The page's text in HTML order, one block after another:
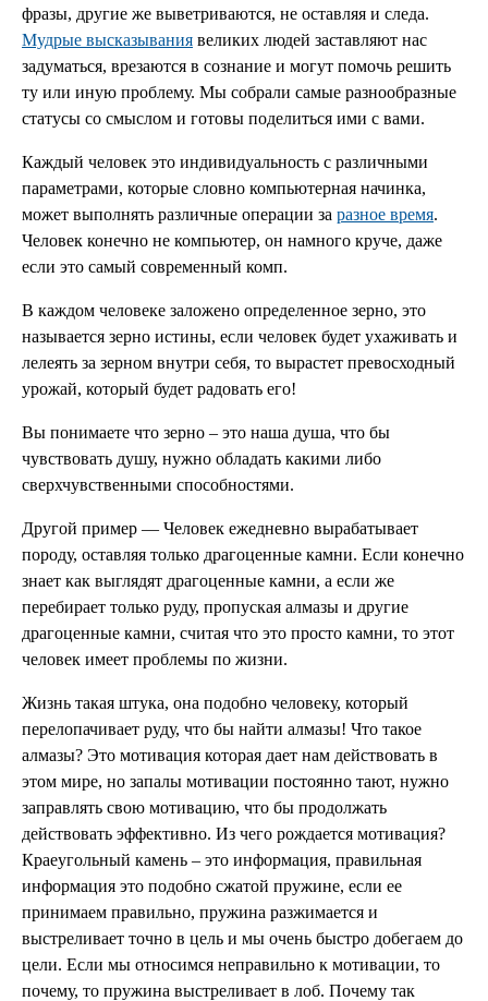
фразы, другие же выветриваются, не оставляя и следа.
Мудрые высказывания великих людей заставляют нас
задуматься, врезаются в сознание и могут помочь решить
ту или иную проблему. Мы собрали самые разнообразные
статусы со смыслом и готовы поделиться ими с вами.
Каждый человек это индивидуальность с различными
параметрами, которые словно компьютерная начинка,
может выполнять различные операции за разное время.
Человек конечно не компьютер, он намного круче, даже
если это самый современный комп.
В каждом человеке заложено определенное зерно, это
называется зерно истины, если человек будет ухаживать и
лелеять за зерном внутри себя, то вырастет превосходный
урожай, который будет радовать его!
Вы понимаете что зерно – это наша душа, что бы
чувствовать душу, нужно обладать какими либо
сверхчувственными способностями.
Другой пример — Человек ежедневно вырабатывает
породу, оставляя только драгоценные камни. Если конечно
знает как выглядят драгоценные камни, а если же
перебирает только руду, пропуская алмазы и другие
драгоценные камни, считая что это просто камни, то этот
человек имеет проблемы по жизни.
Жизнь такая штука, она подобно человеку, который
перелопачивает руду, что бы найти алмазы! Что такое
алмазы? Это мотивация которая дает нам действовать в
этом мире, но запалы мотивации постоянно тают, нужно
заправлять свою мотивацию, что бы продолжать
действовать эффективно. Из чего рождается мотивация?
Краеугольный камень – это информация, правильная
информация это подобно сжатой пружине, если ее
принимаем правильно, пружина разжимается и
выстреливает точно в цель и мы очень быстро добегаем до
цели. Если мы относимся неправильно к мотивации, то
почему, то пружина выстреливает в лоб. Почему так